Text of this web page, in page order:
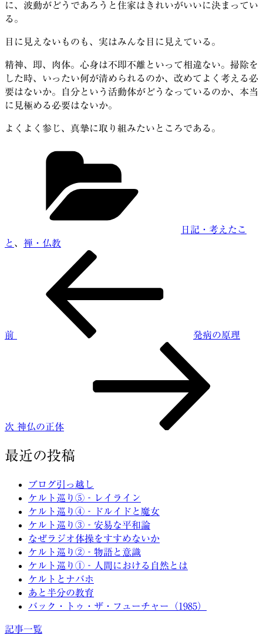
に、波動がどうであろうと住家はきれいがいいに決まってい
る。
目に見えないものも、実はみんな目に見えている。
精神、即、肉体。心身は不即不離といって相違ない。掃除を
した時、いったい何が清められるのか、改めてよく考える必
要はないか。自分という活動体がどうなっているのか、本当
に見極める必要はないか。
よくよく参じ、真摯に取り組みたいところである。
日記・考えたこ
と 、 禅・仏教
ゲ
ン
前
発病の原理
次 神仏の正体
最近の投稿
ブログ引っ越し
ケルト巡り⑤‐レイライン
ケルト巡り④‐ドルイドと魔女
ケルト巡り③‐安易な平和論
なぜラジオ体操をすすめないか
ケルト巡り②‐物語と意識
ケルト巡り①‐人間における自然とは
ケルトとナバホ
あと半分の教育
バック・トゥ・ザ・フューチャー（1985）
記事一覧